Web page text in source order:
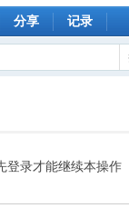
分享 记录
登录才能继续本操作